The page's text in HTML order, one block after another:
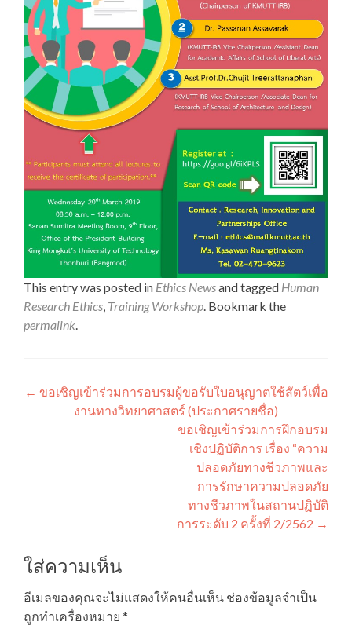
This entry was posted in Ethics Newsand tagged Human
Research Ethics, Training Workshop. Bookmark the
permalink.
แนะแนว
← ขอเชิญเข้าร่วมการอบรมผู้ขอรับใบอนุญาตใช้สัตว์เพื่อ
งานทางวิทยาศาสตร์ (ประกาศรายชื่อ)
ขอเชิญเข้าร่วมการฝึกอบรม
เชิงปฏิบัติการ เรื่อง “ความ
ปลอดภัยทางชีวภาพและ
การรักษาความปลอดภัย
ทางชีวภาพในสถานปฏิบัติ
การระดับ 2 ครั้งที่ 2/2562 →
ใส่ความเห็น
อีเมลของคุณจะไม่แสดงให้คนอื่นเห็น ช่องข้อมูลจำเป็น
ถูกทำเครื่องหมาย *